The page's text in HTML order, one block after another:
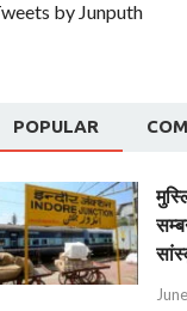
by Junputh
POPULAR